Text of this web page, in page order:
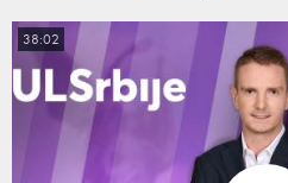
38:02